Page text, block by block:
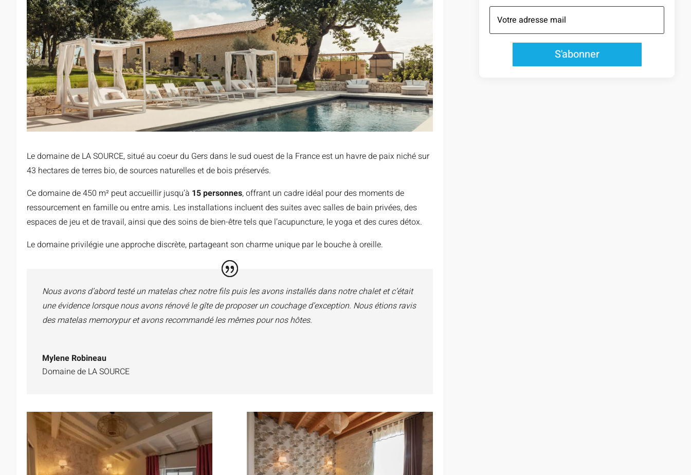
Le domaine de LA SOURCE, situé au coeur du Gers dans le sud ouest de la France est un havre de paix niché sur
43 hectares de terres bio, de sources naturelles et de bois préservés.
Ce domaine de 450 m² peut accueillir jusqu’à 15 personnes, offrant un cadre idéal pour des moments de
ressourcement en famille ou entre amis. Les installations incluent des suites avec salles de bain privées, des
espaces de jeu et de travail, ainsi que des soins de bien-être tels que l’acupuncture, le yoga et des cures détox.
Le domaine privilégie une approche discrète, partageant son charme unique par le bouche à oreille.
Nous avons d’abord testé un matelas chez notre fils puis les avons installés dans notre chalet et c’était
une évidence lorsque nous avons rénové le gîte de proposer un couchage d’exception. Nous étions ravis
des matelas memorypur et avons recommandé les mêmes pour nos hôtes.
Mylene Robineau
Domaine de LA SOURCE
S'abonner